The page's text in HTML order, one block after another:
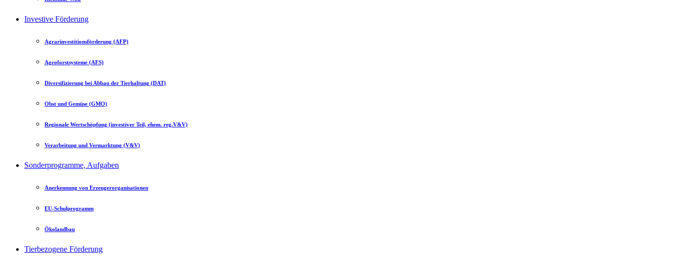
Investive Förderung
Agrarinvestitionsförderung (AFP)
Agroforstsysteme (AFS)
Diversifizierung bei Abbau der Tierhaltung (DAT)
Obst und Gemüse (GMO)
Regionale Wertschöpfung (investiver Teil, ehem. reg.V&V)
Verarbeitung und Vermarktung (V&V)
Sonderprogramme, Aufgaben
Anerkennung von Erzeugerorganisationen
EU-Schulprogramm
Ökolandbau
Tierbezogene Förderung